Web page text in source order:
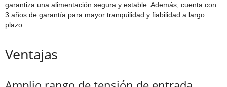
garantiza una alimentación segura y estable. Además, cuenta con
3 años de garantía para mayor tranquilidad y fiabilidad a largo
plazo.
Ventajas